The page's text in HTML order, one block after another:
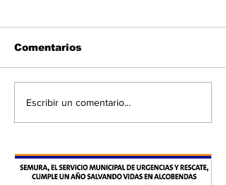
Comentarios
Escribir un comentario...